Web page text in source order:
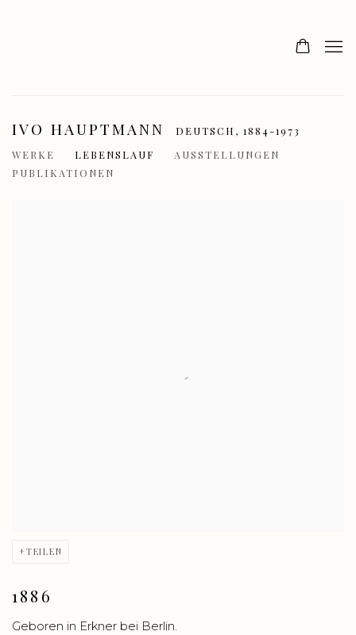
IVO HAUPTMANN DEUTSCH, 1884-1973
WERKE
LEBENSLAUF
AUSSTELLUNGEN
PUBLIKATIONEN
TEILEN
1886
Geboren in Erkner bei Berlin.